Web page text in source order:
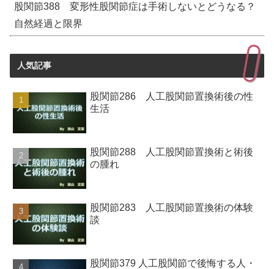
股関節388 変形性股関節症は手術しないとどうなる？
自然経過と限界
人気記事
股関節286 人工股関節置換術後の性
生活
股関節288 人工股関節置換術と術後
の腫れ
股関節283 人工股関節置換術の体験
談
股関節379 人工股関節で後悔する人・